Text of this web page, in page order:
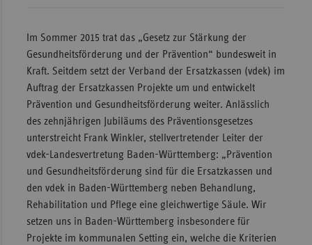
teilen
Im Sommer 2015 trat das „Gesetz zur Stärkung der
Gesundheitsförderung und der Prävention“ bundesweit in
Kraft. Seitdem setzt der Verband der Ersatzkassen (vdek) im
Auftrag der Ersatzkassen Projekte um und entwickelt
Prävention und Gesundheitsförderung weiter. Anlässlich
des zehnjährigen Jubiläums des Präventionsgesetzes
unterstreicht Frank Winkler, stellver­tretender Leiter der
vdek-Landesvertretung Baden-Württemberg: „Prävention
und Gesundheitsförderung sind für die Ersatzkassen und
den vdek in Baden-Württemberg neben Behandlung,
Rehabilitation und Pflege eine gleichwertige Säule. Wir
setzen uns in Baden-Württemberg insbesondere für
Projekte im kommunalen Setting ein, welche die Kriterien